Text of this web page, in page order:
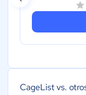
CageList vs.